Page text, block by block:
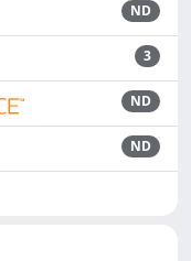
ND
3
ND
ND